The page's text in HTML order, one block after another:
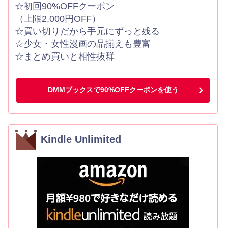
☆初回90%OFFクーポン
（上限2,000円OFF）
☆買い切りだから手元にずっと残る
☆少女・女性漫画の品揃えも豊富
☆まとめ買いと相性抜群
DMMブックスで90%OFFクーポンを使う
Kindle Unlimited